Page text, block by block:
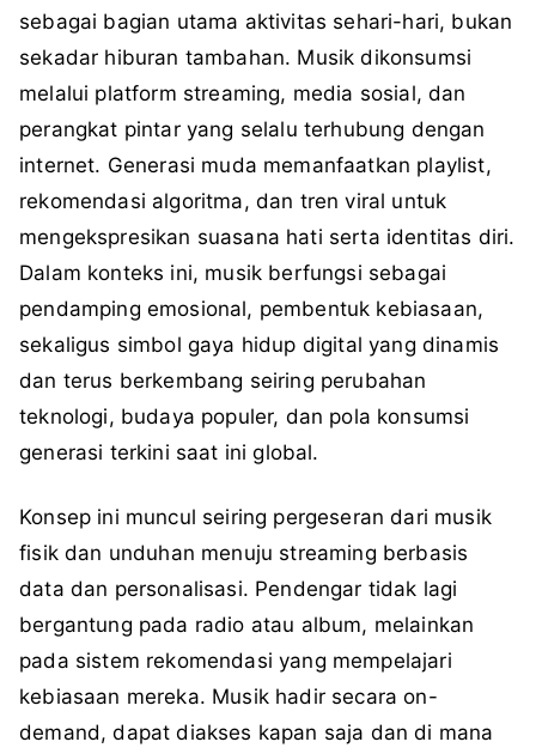
sebagai bagian utama aktivitas sehari-hari, bukan
sekadar hiburan tambahan. Musik dikonsumsi
melalui platform streaming, media sosial, dan
perangkat pintar yang selalu terhubung dengan
internet. Generasi muda memanfaatkan playlist,
rekomendasi algoritma, dan tren viral untuk
mengekspresikan suasana hati serta identitas diri.
Dalam konteks ini, musik berfungsi sebagai
pendamping emosional, pembentuk kebiasaan,
sekaligus simbol gaya hidup digital yang dinamis
dan terus berkembang seiring perubahan
teknologi, budaya populer, dan pola konsumsi
generasi terkini saat ini global.
Konsep ini muncul seiring pergeseran dari musik
fisik dan unduhan menuju streaming berbasis
data dan personalisasi. Pendengar tidak lagi
bergantung pada radio atau album, melainkan
pada sistem rekomendasi yang mempelajari
kebiasaan mereka. Musik hadir secara on-
demand, dapat diakses kapan saja dan di mana